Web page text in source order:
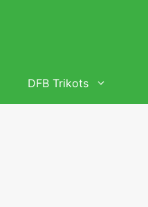
DFB Trikots